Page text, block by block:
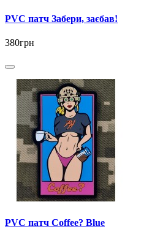
PVC патч Забери, заєбав!
380грн
PVC патч Coffee? Blue